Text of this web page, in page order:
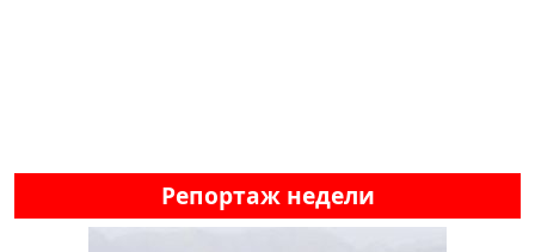
Репортаж недели